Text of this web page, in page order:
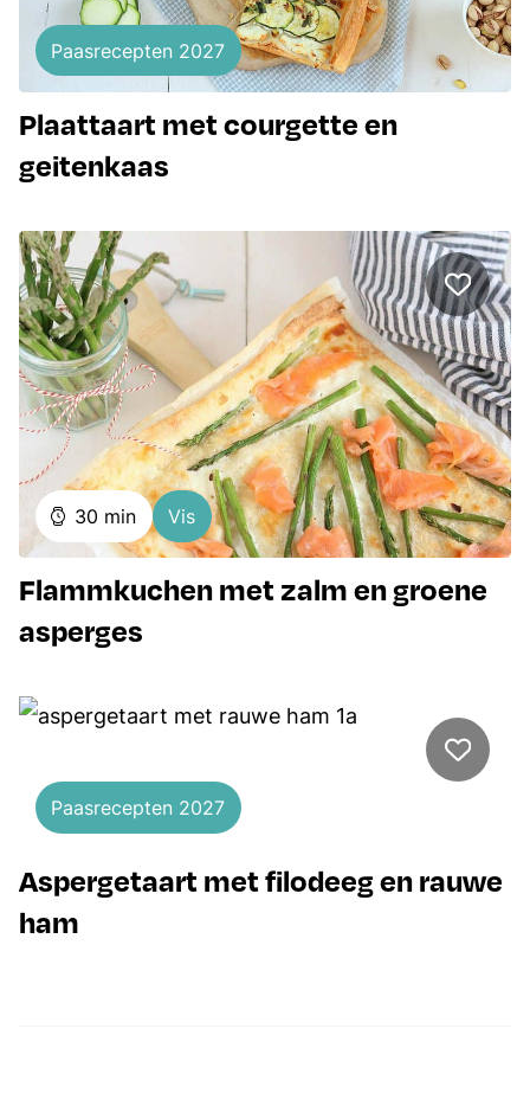
Paasrecepten 2027
Plaattaart met courgette en
geitenkaas
30 minuten
min Vis
Flammkuchen met zalm en groene
asperges
Paasrecepten 2027
Aspergetaart met filodeeg en rauwe
ham